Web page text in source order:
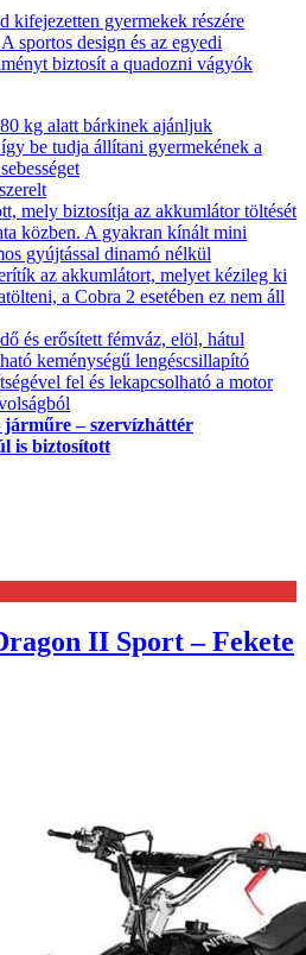
kifejezetten gyermekek részére
sportos design és az egyedi
biztosít a quadozni vágyók
kg alatt bárkinek ajánljuk
be tudja állítani gyermekének a
mely biztosítja az akkumlátor töltését
közben. A gyakran kínált mini
gyújtással dinamó nélkül
az akkumlátort, melyet kézileg ki
a Cobra 2 esetében ez nem áll
és erősített fémváz, elöl, hátul
keménységű lengéscsillapító
fel és lekapcsolható a motor
járműre – szervízháttér
is biztosított
II Sport – Fekete